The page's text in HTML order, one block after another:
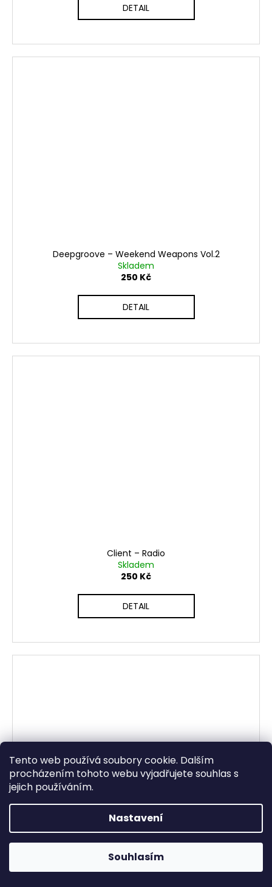
Tento web používá soubory cookie. Dalším
procházením tohoto webu vyjadřujete souhlas s
jejich používáním.
Nastavení
Souhlasím
Otevřeno Út - Pá 13:00 - 19:00, So - 10:00 - 16:00 Lužická
DETAIL
Deepgroove ‎– Weekend Weapons Vol.2
Skladem
250 Kč
DETAIL
Client ‎– Radio
Skladem
250 Kč
DETAIL
Various ‎– Taken From Electric Pop #2
Skladem
950 Kč